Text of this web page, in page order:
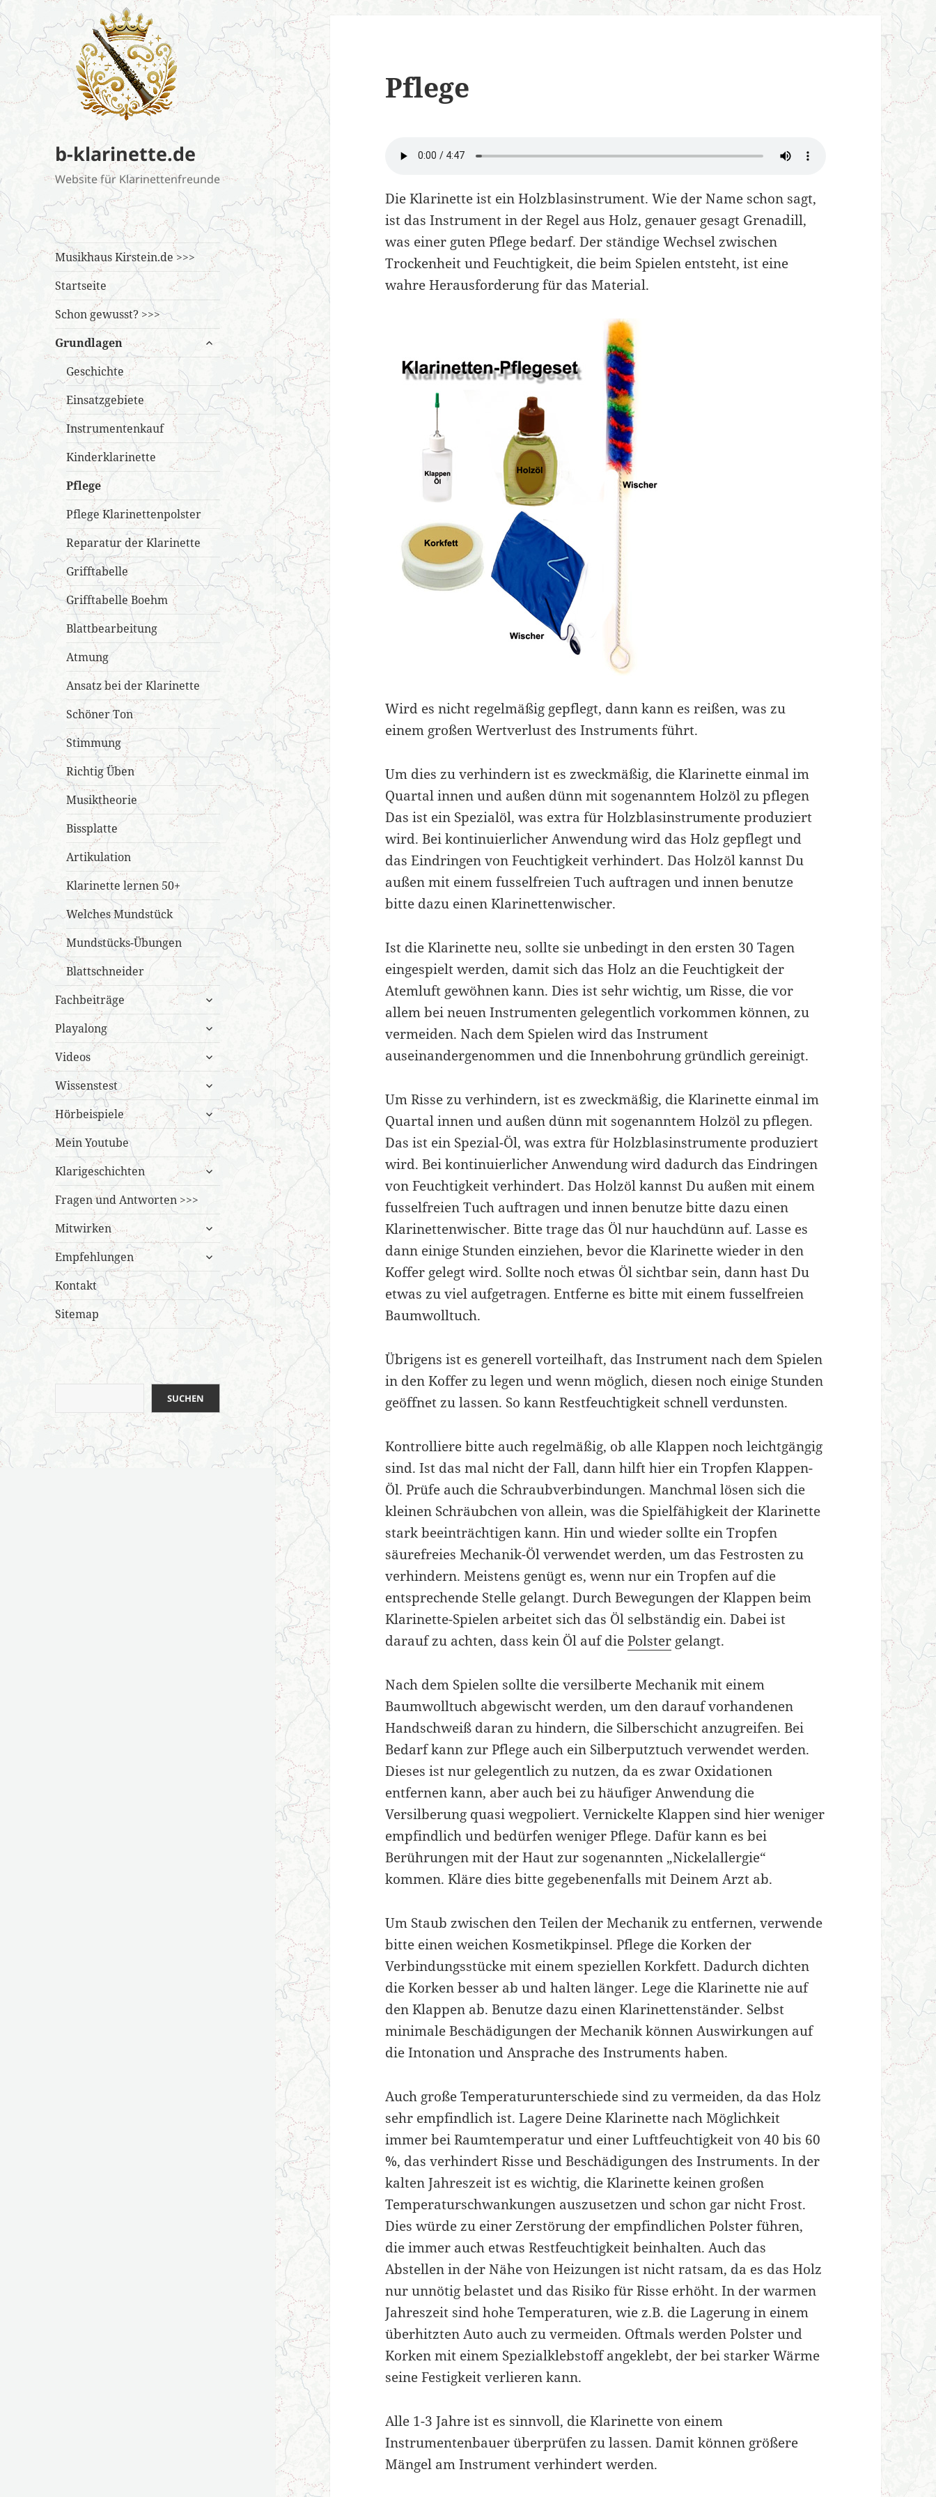
b-klarinette.de
Website für Klarinettenfreunde
Musikhaus Kirstein.de >>>
Startseite
Schon gewusst? >>>
Grundlagen
untermenü
öffnen
Geschichte
Einsatzgebiete
Instrumentenkauf
Kinderklarinette
Pflege
Pflege Klarinettenpolster
Reparatur der Klarinette
Grifftabelle
Grifftabelle Boehm
Blattbearbeitung
Atmung
Ansatz bei der Klarinette
Schöner Ton
Stimmung
Richtig Üben
Musiktheorie
Bissplatte
Artikulation
Klarinette lernen 50+
Welches Mundstück
Mundstücks-Übungen
Blattschneider
Fachbeiträge
untermenü
öffnen
Playalong
untermenü
öffnen
Videos
untermenü
öffnen
Wissenstest
untermenü
öffnen
Hörbeispiele
untermenü
öffnen
Mein Youtube
Klarigeschichten
untermenü
öffnen
Fragen und Antworten >>>
Mitwirken
untermenü
öffnen
Empfehlungen
untermenü
öffnen
Kontakt
Sitemap
SUCHEN
Pflege
Die Klarinette ist ein Holzblasinstrument. Wie der Name schon sagt,
ist das Instrument in der Regel aus Holz, genauer gesagt Grenadill,
was einer guten Pflege bedarf. Der ständige Wechsel zwischen
Trockenheit und Feuchtigkeit, die beim Spielen entsteht, ist eine
wahre Herausforderung für das Material.
Wird es nicht regelmäßig gepflegt, dann kann es reißen, was zu
einem großen Wertverlust des Instruments führt.
Um dies zu verhindern ist es zweckmäßig, die Klarinette einmal im
Quartal innen und außen dünn mit sogenanntem Holzöl zu pflegen
Das ist ein Spezialöl, was extra für Holzblasinstrumente produziert
wird. Bei kontinuierlicher Anwendung wird das Holz gepflegt und
das Eindringen von Feuchtigkeit verhindert. Das Holzöl kannst Du
außen mit einem fusselfreien Tuch auftragen und innen benutze
bitte dazu einen Klarinettenwischer.
Ist die Klarinette neu, sollte sie unbedingt in den ersten 30 Tagen
eingespielt werden, damit sich das Holz an die Feuchtigkeit der
Atemluft gewöhnen kann. Dies ist sehr wichtig, um Risse, die vor
allem bei neuen Instrumenten gelegentlich vorkommen können, zu
vermeiden. Nach dem Spielen wird das Instrument
auseinandergenommen und die Innenbohrung gründlich gereinigt.
Um Risse zu verhindern, ist es zweckmäßig, die Klarinette einmal im
Quartal innen und außen dünn mit sogenanntem Holzöl zu pflegen.
Das ist ein Spezial-Öl, was extra für Holzblasinstrumente produziert
wird. Bei kontinuierlicher Anwendung wird dadurch das Eindringen
von Feuchtigkeit verhindert. Das Holzöl kannst Du außen mit einem
fusselfreien Tuch auftragen und innen benutze bitte dazu einen
Klarinettenwischer. Bitte trage das Öl nur hauchdünn auf. Lasse es
dann einige Stunden einziehen, bevor die Klarinette wieder in den
Koffer gelegt wird. Sollte noch etwas Öl sichtbar sein, dann hast Du
etwas zu viel aufgetragen. Entferne es bitte mit einem fusselfreien
Baumwolltuch.
Übrigens ist es generell vorteilhaft, das Instrument nach dem Spielen
in den Koffer zu legen und wenn möglich, diesen noch einige Stunden
geöffnet zu lassen. So kann Restfeuchtigkeit schnell verdunsten.
Kontrolliere bitte auch regelmäßig, ob alle Klappen noch leichtgängig
sind. Ist das mal nicht der Fall, dann hilft hier ein Tropfen Klappen-
Öl. Prüfe auch die Schraubverbindungen. Manchmal lösen sich die
kleinen Schräubchen von allein, was die Spielfähigkeit der Klarinette
stark beeinträchtigen kann. Hin und wieder sollte ein Tropfen
säurefreies Mechanik-Öl verwendet werden, um das Festrosten zu
verhindern. Meistens genügt es, wenn nur ein Tropfen auf die
entsprechende Stelle gelangt. Durch Bewegungen der Klappen beim
Klarinette-Spielen arbeitet sich das Öl selbständig ein. Dabei ist
darauf zu achten, dass kein Öl auf diePolster gelangt.
Nach dem Spielen sollte die versilberte Mechanik mit einem
Baumwolltuch abgewischt werden, um den darauf vorhandenen
Handschweiß daran zu hindern, die Silberschicht anzugreifen. Bei
Bedarf kann zur Pflege auch ein Silberputztuch verwendet werden.
Dieses ist nur gelegentlich zu nutzen, da es zwar Oxidationen
entfernen kann, aber auch bei zu häufiger Anwendung die
Versilberung quasi wegpoliert. Vernickelte Klappen sind hier weniger
empfindlich und bedürfen weniger Pflege. Dafür kann es bei
Berührungen mit der Haut zur sogenannten „Nickelallergie“
kommen. Kläre dies bitte gegebenenfalls mit Deinem Arzt ab.
Um Staub zwischen den Teilen der Mechanik zu entfernen, verwende
bitte einen weichen Kosmetikpinsel. Pflege die Korken der
Verbindungsstücke mit einem speziellen Korkfett. Dadurch dichten
die Korken besser ab und halten länger. Lege die Klarinette nie auf
den Klappen ab. Benutze dazu einen Klarinettenständer. Selbst
minimale Beschädigungen der Mechanik können Auswirkungen auf
die Intonation und Ansprache des Instruments haben.
Auch große Temperaturunterschiede sind zu vermeiden, da das Holz
sehr empfindlich ist. Lagere Deine Klarinette nach Möglichkeit
immer bei Raumtemperatur und einer Luftfeuchtigkeit von 40 bis 60
%, das verhindert Risse und Beschädigungen des Instruments. In der
kalten Jahreszeit ist es wichtig, die Klarinette keinen großen
Temperaturschwankungen auszusetzen und schon gar nicht Frost.
Dies würde zu einer Zerstörung der empfindlichen Polster führen,
die immer auch etwas Restfeuchtigkeit beinhalten. Auch das
Abstellen in der Nähe von Heizungen ist nicht ratsam, da es das Holz
nur unnötig belastet und das Risiko für Risse erhöht. In der warmen
Jahreszeit sind hohe Temperaturen, wie z.B. die Lagerung in einem
überhitzten Auto auch zu vermeiden. Oftmals werden Polster und
Korken mit einem Spezialklebstoff angeklebt, der bei starker Wärme
seine Festigkeit verlieren kann.
Alle 1-3 Jahre ist es sinnvoll, die Klarinette von einem
Instrumentenbauer überprüfen zu lassen. Damit können größere
Mängel am Instrument verhindert werden.